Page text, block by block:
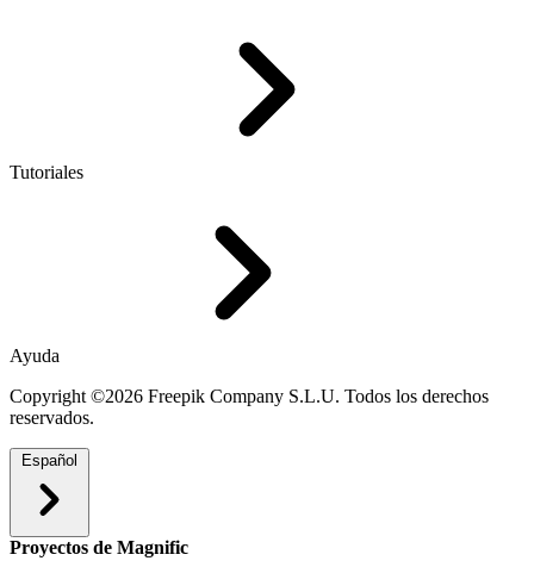
Tutoriales
Ayuda
Copyright ©2026 Freepik Company S.L.U. Todos los derechos
reservados.
Español
Proyectos de Magnific